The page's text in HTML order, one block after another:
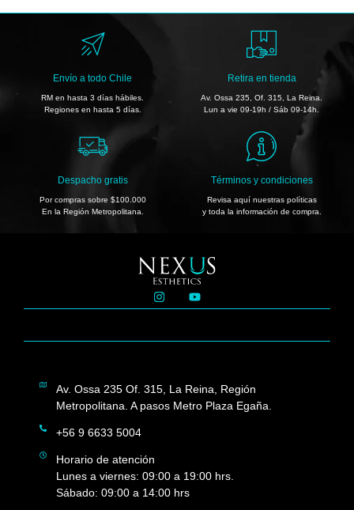
Retira en tienda
Av. Ossa 235, Of. 315, La Reina.
Lun a vie 09-19h / Sáb 09-14h.
Despacho gratis
Por compras sobre $100.000
En la Región Metropolitana.
Envío a todo Chile
RM en hasta 3 días hábiles.
Regiones en hasta 5 días.
Términos y condiciones
Revisa aquí nuestras políticas
y toda la información de compra.
Av. Ossa 235 Of. 315, La Reina, Región
Metropolitana. A pasos Metro Plaza Egaña.
+56 9 6633 5004
Horario de atención
Lunes a viernes: 09:00 a 19:00 hrs.
Sábado: 09:00 a 14:00 hrs